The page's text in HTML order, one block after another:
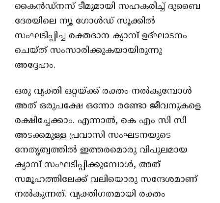
കൈൻഡ്‌നസ് ടീമുമായി സഹകരിച്ച് ദുബൈ
ദേരയിലെ ന്യൂ ഗോൾഡ് സൂക്കിൽ
സംഘടിപ്പിച്ച രക്തദാന ക്യാമ്പ് ഉദ്‌ഘാടനം
ചെയ്ത് സംസാരിക്കുകയായിരുന്നു
അദ്ദേഹം.
ഒരു വ്യക്തി ഒറ്റയ്ക്ക് രക്തം നൽകുമ്പോൾ
അത് ഒരുപക്ഷേ ഒന്നോ രണ്ടോ ജീവനുകളെ
രക്ഷിച്ചേക്കാം. എന്നാൽ, കെ എം സി സി
അടക്കമുള്ള പ്രവാസി സംഘടനയുടെ
നേതൃത്വത്തിൽ ഇത്തരമൊരു വിപുലമായ
ക്യാമ്പ് സംഘടിപ്പിക്കുമ്പോൾ, അത്
സമൂഹത്തിലേക്ക് വലിയൊരു സന്ദേശമാണ്
നൽകുന്നത്. വ്യക്തിഗതമായി രക്തം